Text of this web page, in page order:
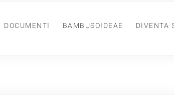
DOCUMENTI BAMBUSOIDEAE DIVENTA